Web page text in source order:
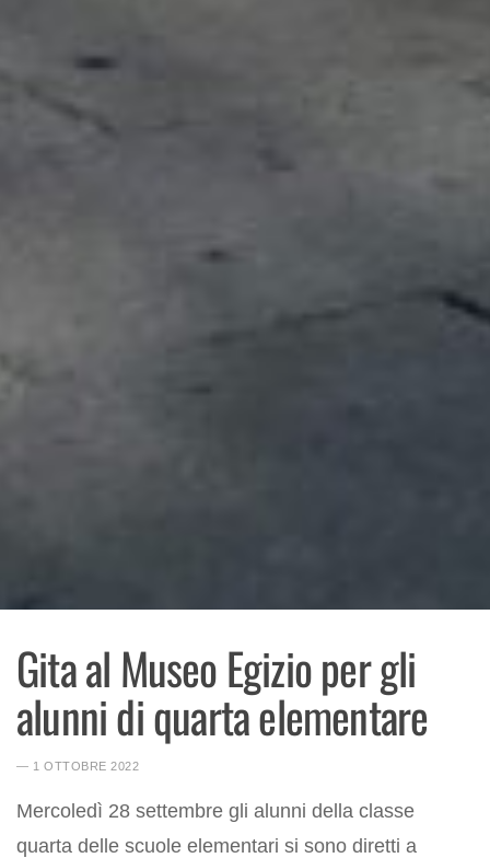
Gita al Museo Egizio per gli
alunni di quarta elementare
― 1 OTTOBRE 2022
Mercoledì 28 settembre gli alunni della classe
quarta delle scuole elementari si sono diretti a